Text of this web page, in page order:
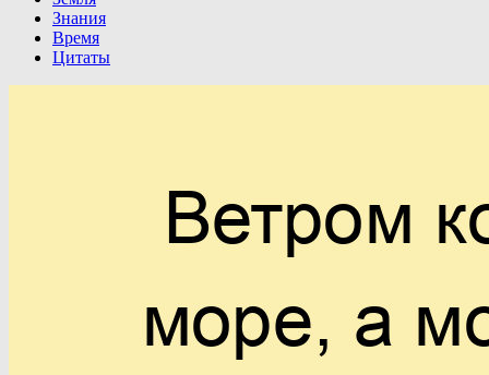
Знания
Время
Цитаты